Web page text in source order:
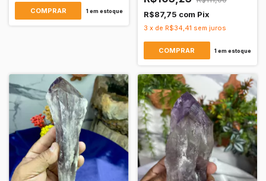
1 em estoque
R$87,75 com Pix
3 x de R$34,41 sem juros
1 em estoque